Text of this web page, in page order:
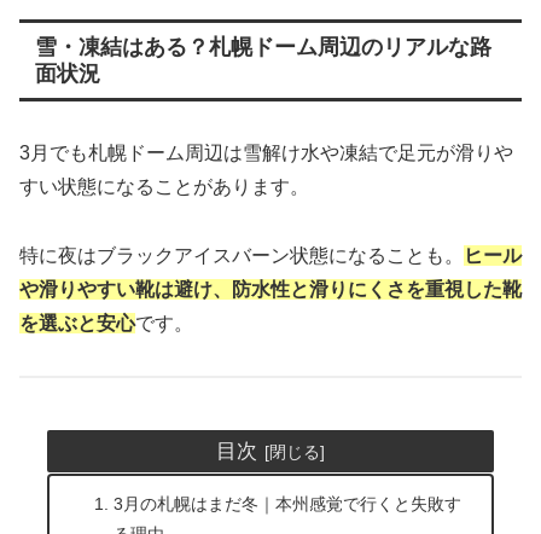
雪・凍結はある？札幌ドーム周辺のリアルな路
面状況
3月でも札幌ドーム周辺は雪解け水や凍結で足元が滑りや
すい状態になることがあります。
特に夜はブラックアイスバーン状態になることも。
ヒール
や滑りやすい靴は避け、防水性と滑りにくさを重視した靴
を選ぶと安心です。
目次
3月の札幌はまだ冬｜本州感覚で行くと失敗す